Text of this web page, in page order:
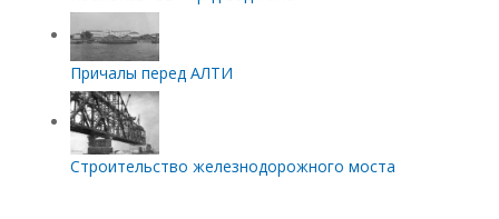
Причалы перед АЛТИ
Строительство железнодорожного моста